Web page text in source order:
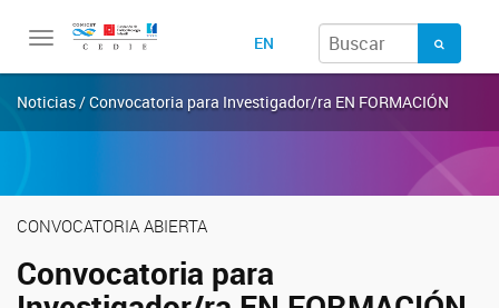
Toggle
EN
Noticias / Convocatoria para Investigador/ra EN FORMACIÓN
CONVOCATORIA ABIERTA
Convocatoria para